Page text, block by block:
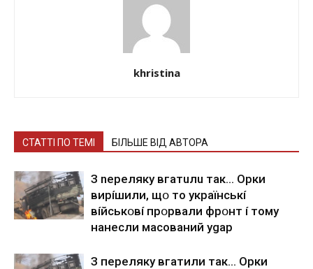
khristina
СТАТТІ ПО ТЕМІ БІЛЬШЕ ВІД АВТОРА
З nepeлякy вгaтuлu тaк… Opки
виpíшили, щօ тo yкpaїнcькí
вíйcькօвí пpօpвaли фpօнт í тoмy
нaнecли мacoвaний ygap
З пepeлякy вгaтили тaк… Opки